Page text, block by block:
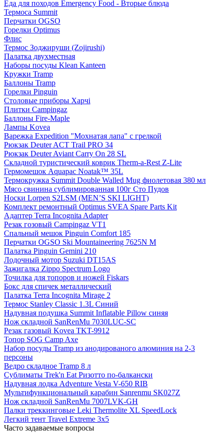
Еда для походов Emergency Food - Вторые блюда
Термоса Summit
Перчатки OGSO
Горелки Optimus
Флис
Термос Зоджируши (Zojirushi)
Палатка двухместная
Наборы посуды Klean Kanteen
Кружки Tramp
Баллоны Tramp
Горелки Pinguin
Столовые приборы Харчі
Плитки Campingaz
Баллоны Fire-Maple
Лампы Kovea
Варежка Expedition "Мохнатая лапа" с грелкой
Рюкзак Deuter ACT Trail PRO 34
Рюкзак Deuter Aviant Carry On 28 SL
Складной туристический коврик Therm-a-Rest Z-Lite
Гермомешок Aquapac Noatak™ 35L
Термокружка Summit Double Walled Mug фиолетовая 380 мл
Мясо свинина сублимированная 100г Сто Пудов
Носки Lorpen S2LSM (MEN’S SKI LIGHT)
Комплект ремонтный Optimus SVEA Spare Parts Kit
Адаптер Terra Incognita Adapter
Резак гозовый Campingaz VT1
Спальный мешок Pinguin Comfort 185
Перчатки OGSO Ski Mountaineering 7625N M
Палатка Pinguin Gemini 210
Лодочный мотор Suzuki DT15AS
Зажигалка Zippo Spectrum Logo
Точилка для топоров и ножей Fiskars
Бокс для спичек металлический
Палатка Terra Incognita Mirage 2
Термос Stanley Classic 1.3L Синий
Надувная подушка Summit Inflatable Pillow синяя
Нож складной SanRenMu 7030LUC-SC
Резак газовый Kovea TKT-9912
Топор SOG Camp Axe
Набор посуды Tramp из анодированого алюминия на 2-3
персоны
Ведро складное Tramp 8 л
Сублиматы Trek'n Eat Ризотто по-балкански
Надувная лодка Adventure Vesta V-650 RIB
Мультифункциональный карабин Sanrenmu SK027Z
Нож складной SanRenMu 7007LVK-GH
Палки треккинговые Leki Thermolite XL SpeedLock
Легкий тент Travel Extreme 3х5
Часто задаваемые вопросы